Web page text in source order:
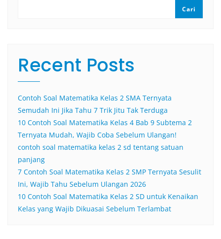
Cari
Recent Posts
Contoh Soal Matematika Kelas 2 SMA Ternyata
Semudah Ini Jika Tahu 7 Trik Jitu Tak Terduga
10 Contoh Soal Matematika Kelas 4 Bab 9 Subtema 2
Ternyata Mudah, Wajib Coba Sebelum Ulangan!
contoh soal matematika kelas 2 sd tentang satuan
panjang
7 Contoh Soal Matematika Kelas 2 SMP Ternyata Sesulit
Ini, Wajib Tahu Sebelum Ulangan 2026
10 Contoh Soal Matematika Kelas 2 SD untuk Kenaikan
Kelas yang Wajib Dikuasai Sebelum Terlambat